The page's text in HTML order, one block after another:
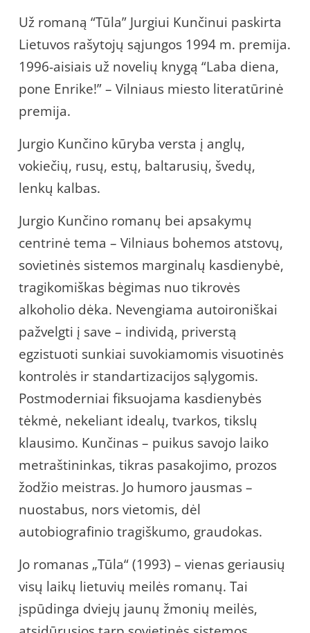
Už romaną “Tūla” Jurgiui Kunčinui paskirta
Lietuvos rašytojų sąjungos 1994 m. premija.
1996-aisiais už novelių knygą “Laba diena,
pone Enrike!” – Vilniaus miesto literatūrinė
premija.
Jurgio Kunčino kūryba versta į anglų,
vokiečių, rusų, estų, baltarusių, švedų,
lenkų kalbas.
Jurgio Kunčino romanų bei apsakymų
centrinė tema – Vilniaus bohemos atstovų,
sovietinės sistemos marginalų kasdienybė,
tragikomiškas bėgimas nuo tikrovės
alkoholio dėka. Nevengiama autoironiškai
pažvelgti į save – individą, priverstą
egzistuoti sunkiai suvokiamomis visuotinės
kontrolės ir standartizacijos sąlygomis.
Postmoderniai fiksuojama kasdienybės
tėkmė, nekeliant idealų, tvarkos, tikslų
klausimo. Kunčinas – puikus savojo laiko
metraštininkas, tikras pasakojimo, prozos
žodžio meistras. Jo humoro jausmas –
nuostabus, nors vietomis, dėl
autobiografinio tragiškumo, graudokas.
Jo romanas „Tūla“ (1993) – vienas geriausių
visų laikų lietuvių meilės romanų. Tai
įspūdinga dviejų jaunų žmonių meilės,